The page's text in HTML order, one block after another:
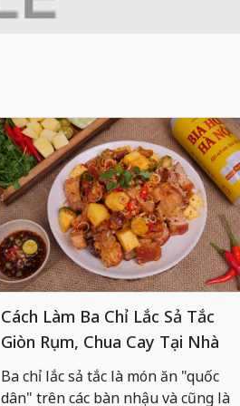
Cách Làm Ba Chỉ Lắc Sả Tắc
Giòn Rụm, Chua Cay Tại Nhà
Ba chỉ lắc sả tắc là món ăn "quốc
dân" trên các bàn nhậu và cũng là